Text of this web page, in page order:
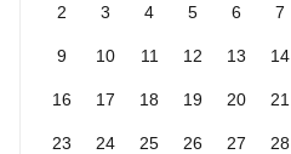
2 3 4 5 6 7
9 10 11 12 13 14
16 17 18 19 20 21
23 24 25 26 27 28